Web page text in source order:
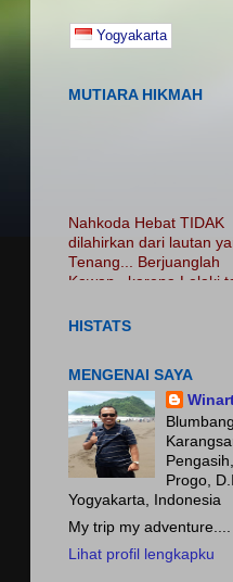
Yogyakarta
MUTIARA HIKMAH
dilahirkan dari lautan
Tenang... Berjuanglah
Kawan.. karena Lelaki
PROSES.. Jangan
HISTATS
MENGENAI SAYA
Progo, D.I
Yogyakarta, Indonesia
My trip my adventure....
Lihat profil lengkapku